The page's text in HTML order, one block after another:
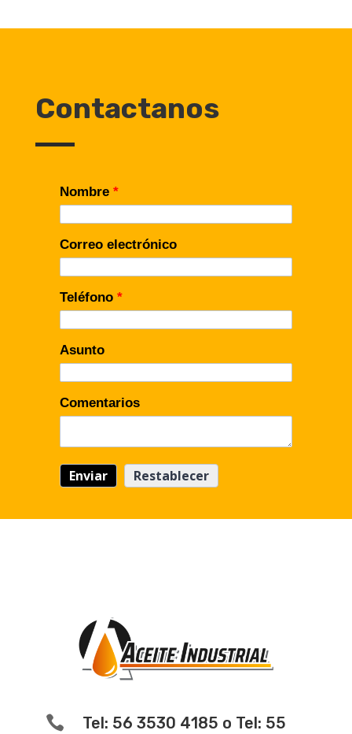
Contactanos
Nombre *
Correo electrónico
Teléfono *
Asunto
Comentarios

Tel: 56 3530 4185 o Tel: 55